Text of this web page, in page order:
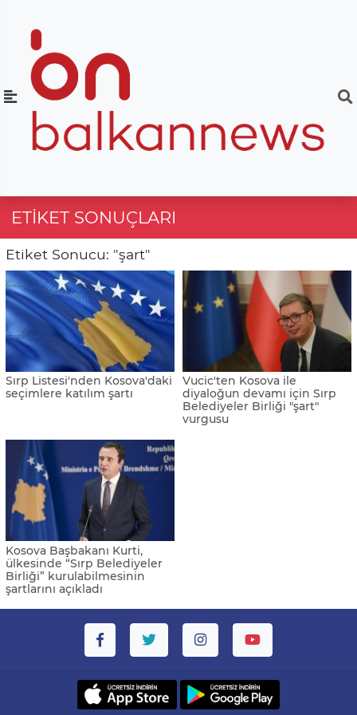
ETIKET SONUÇLARI
Etiket Sonucu: "şart"
Sırp Listesi'nden Kosova'daki
seçimlere katılım şartı
Vucic'ten Kosova ile
diyaloğun devamı için Sırp
Belediyeler Birliği "şart"
vurgusu
Kosova Başbakanı Kurti,
ülkesinde “Sırp Belediyeler
Birliği” kurulabilmesinin
şartlarını açıkladı